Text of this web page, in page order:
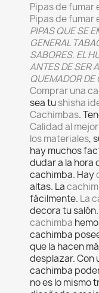
Pipas de fumar
Pipas de fumar
PIPAS QUE SE
GENERAL
SABORES. EL
ANTES DE SER
QUEMADOR DE
Comprar una
sea tushisha
Cachimbas.
Calidad al
los materiales,
hay muchos
dudar a la hora
cachimba. Hay
altas. La
fácilmente. La
decora tu
cachimba
cachimba
que la hacen
desplazar. Con
cachimba
no es lo mismo